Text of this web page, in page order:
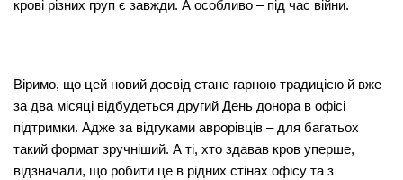
крові різних груп є завжди. А особливо – під час війни.
Віримо, що цей новий досвід стане гарною традицією й вже
за два місяці відбудеться другий День донора в офісі
підтримки. Адже за відгуками аврорівців – для багатьох
такий формат зручніший. А ті, хто здавав кров уперше,
відзначали, що робити це в рідних стінах офісу та з